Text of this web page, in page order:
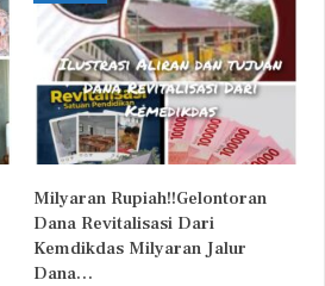
Milyaran Rupiah!!Gelontoran
Dana Revitalisasi Dari
Kemdikdas Milyaran Jalur
Dana…